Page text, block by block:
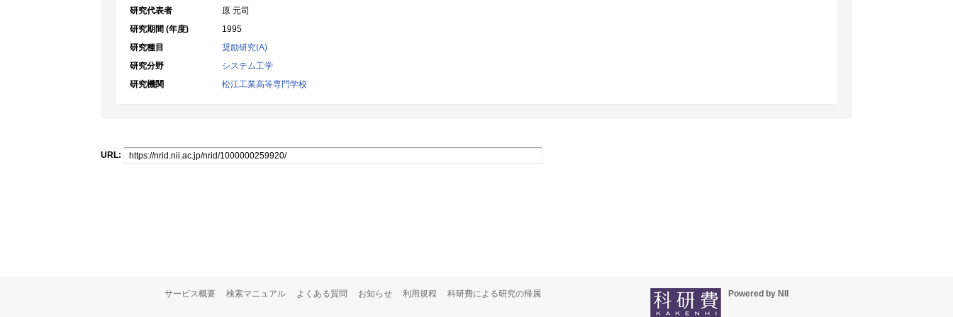
研究代表者
原 元司
研究期間 (年度)
1995
研究種目
奨励研究(A)
研究分野
システム工学
研究機関
松江工業高等専門学校
URL:
サービス概要 検索マニュアル よくある質問 お知らせ 利用規程 科研費による研究の帰属 Powered by NII